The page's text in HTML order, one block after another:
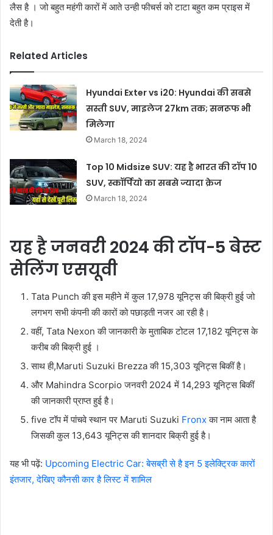
लैस है । जो बहुत महंगी कारों में आते उन्ही फीचर्स को टाटा बहुत कम प्राइस में
देती है।
Related Articles
Hyundai Exter vs i20: Hyundai की सबसे
सस्ती SUV, माइलेज 27km तक; सनरूफ भी
मिलेगा
March 18, 2024
Top 10 Midsize SUV: यह है भारत की टॉप 10
SUV, स्कॉर्पियो का सबसे ज्यादा क्रेज
March 18, 2024
यह है जनवरी 2024 की टॉप-5 बेस्ट
सेलिंग एसयूवी
Tata Punch की इस महीने में कुल 17,978 यूनिट्स की बिक्री हुई जो
लगभग सभी कंपनी की कारों को पछाड़ती नजर आ रही है।
वहीं, Tata Nexon की जानकारी के मुताबिक टोटल 17,182 यूनिट्स के
करीब की बिक्री हुई ।
साथ ही,Maruti Suzuki Brezza की 15,303 यूनिट्स बिकीं है।
और Mahindra Scorpio जनवरी 2024 में 14,293 यूनिट्स बिकीं
की जानकारी प्राप्त हुई है।
five टॉप में पांचवे स्थान पर Maruti Suzuki Fronxका नाम आता है
जिसकी कुल 13,643 यूनिट्स की शानदार बिक्री हुई है।
यह भी पढ़ें: Upcoming Electric Car: बेसब्री से है इन 5 इलेक्ट्रिक कारों
इंतजार, देखिए कौनसी कार है लिस्ट में शामिल